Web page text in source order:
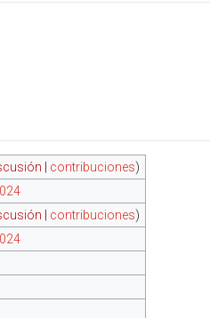
contribuciones)
contribuciones)